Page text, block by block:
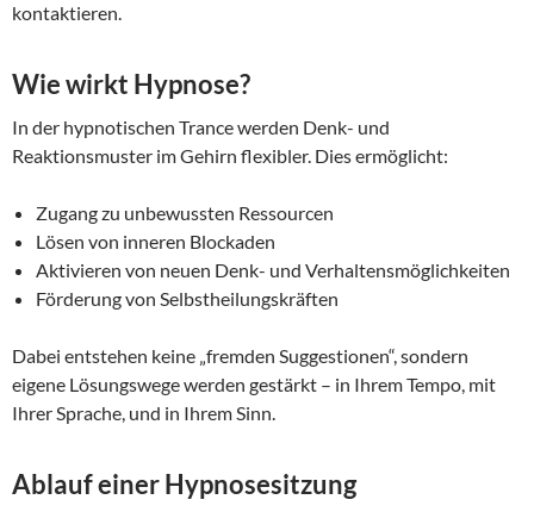
kontaktieren.
Wie wirkt Hypnose?
In der hypnotischen Trance werden Denk- und
Reaktionsmuster im Gehirn flexibler. Dies ermöglicht:
Zugang zu unbewussten Ressourcen
Lösen von inneren Blockaden
Aktivieren von neuen Denk- und Verhaltensmöglichkeiten
Förderung von Selbstheilungskräften
Dabei entstehen keine „fremden Suggestionen“, sondern
eigene Lösungswege werden gestärkt – in Ihrem Tempo, mit
Ihrer Sprache, und in Ihrem Sinn.
Ablauf einer Hypnosesitzung